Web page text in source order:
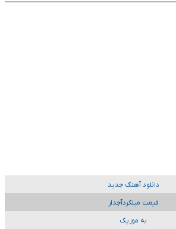
دانلود آهنگ جدید
قیمت میلگردآجدار
به موزیک